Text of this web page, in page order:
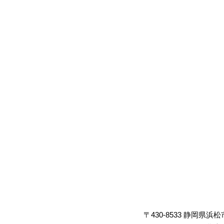
〒430-8533 静岡県浜